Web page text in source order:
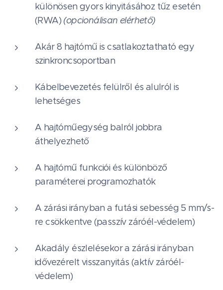
különösen gyors kinyitásához tűz esetén
(RWA) (opcionálisan elérhető)
Akár 8 hajtómű is csatlakoztatható egy
szinkroncsoportban
Kábelbevezetés felülről és alulról is
lehetséges
A hajtóműegység balról jobbra
áthelyezhető
A hajtómű funkciói és különböző
paraméterei programozhatók
A zárási irányban a futási sebesség 5 mm/s-
re csökkentve (passzív záróél-védelem)
Akadály észlelésekor a zárási irányban
idővezérelt visszanyitás (aktív záróél-
védelem)